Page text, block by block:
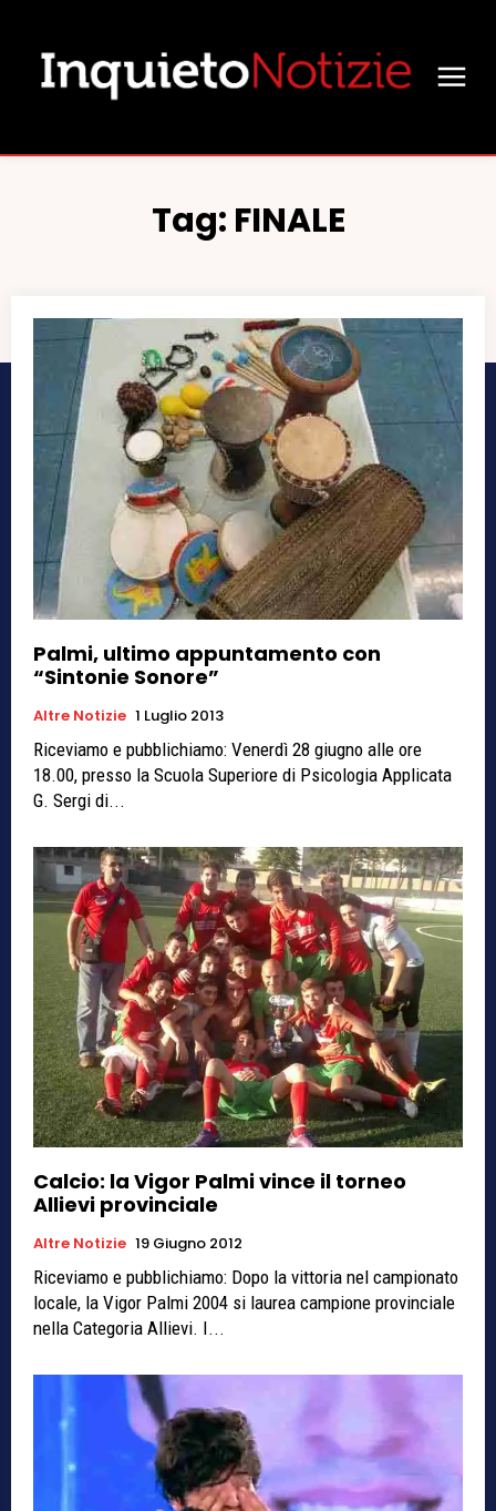
Tag: FINALE
Palmi, ultimo appuntamento con
“Sintonie Sonore”
Altre Notizie 1 Luglio 2013
Riceviamo e pubblichiamo: Venerdì 28 giugno alle ore
18.00, presso la Scuola Superiore di Psicologia Applicata
G. Sergi di...
Calcio: la Vigor Palmi vince il torneo
Allievi provinciale
Altre Notizie 19 Giugno 2012
Riceviamo e pubblichiamo: Dopo la vittoria nel campionato
locale, la Vigor Palmi 2004 si laurea campione provinciale
nella Categoria Allievi. I...